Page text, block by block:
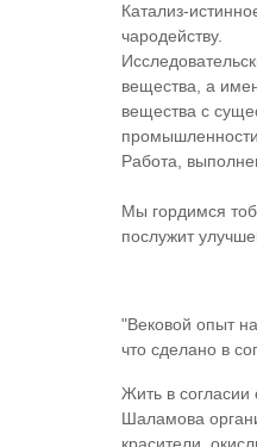
Катализ-
чародейству.
вещества, а
вещества с
промышленности.
Работа,
Мы гордимся
послужит
"Вековой опыт
что сделано в
Жить в
Шаламова